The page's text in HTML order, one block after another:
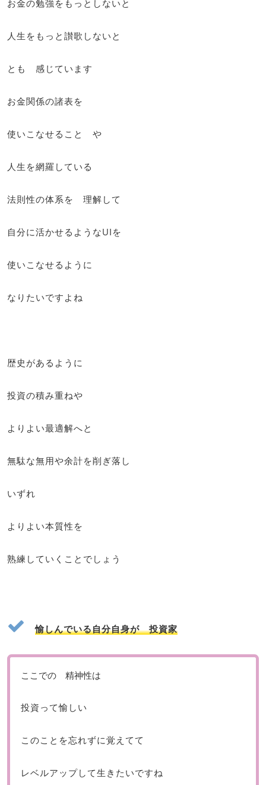
お金の勉強をもっとしないと
人生をもっと讃歌しないと
とも 感じています
お金関係の諸表を
使いこなせること や
人生を網羅している
法則性の体系を 理解して
自分に活かせるようなUIを
使いこなせるように
なりたいですよね
歴史があるように
投資の積み重ねや
よりよい最適解へと
無駄な無用や余計を削ぎ落し
いずれ
よりよい本質性を
熟練していくことでしょう
愉しんでいる自分自身が 投資家
ここでの 精神性は
投資って愉しい
このことを忘れずに覚えてて
レベルアップして生きたいですね